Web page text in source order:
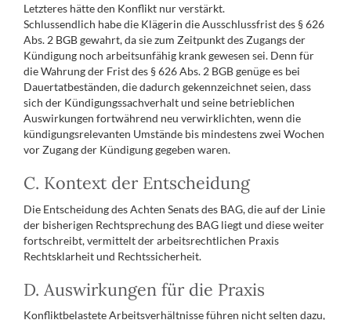
Letzteres hätte den Konflikt nur verstärkt.
Schlussendlich habe die Klägerin die Ausschlussfrist des § 626
Abs. 2 BGB gewahrt, da sie zum Zeitpunkt des Zugangs der
Kündigung noch arbeitsunfähig krank gewesen sei. Denn für
die Wahrung der Frist des § 626 Abs. 2 BGB genüge es bei
Dauertatbeständen, die dadurch gekennzeichnet seien, dass
sich der Kündigungssachverhalt und seine betrieblichen
Auswirkungen fortwährend neu verwirklichten, wenn die
kündigungsrelevanten Umstände bis mindestens zwei Wochen
vor Zugang der Kündigung gegeben waren.
C. Kontext der Entscheidung
Die Entscheidung des Achten Senats des BAG, die auf der Linie
der bisherigen Rechtsprechung des BAG liegt und diese weiter
fortschreibt, vermittelt der arbeitsrechtlichen Praxis
Rechtsklarheit und Rechtssicherheit.
D. Auswirkungen für die Praxis
Konfliktbelastete Arbeitsverhältnisse führen nicht selten dazu,